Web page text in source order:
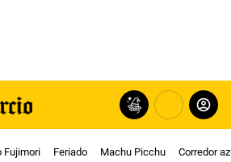
Fujimori Feriado Machu Picchu Corredor